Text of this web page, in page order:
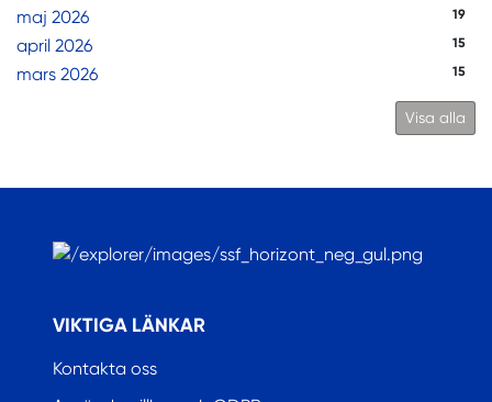
maj 2026 19
april 2026 15
mars 2026 15
Visa alla
VIKTIGA LÄNKAR
Kontakta oss